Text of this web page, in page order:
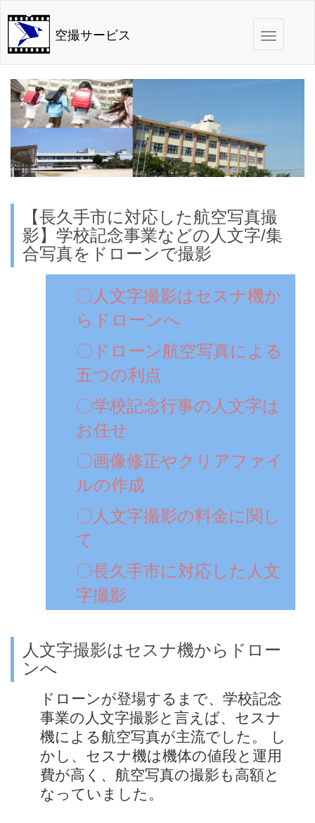
navigation
空撮サービス
【長久手市に対応した航空写真撮
影】学校記念事業などの人文字/集
合写真をドローンで撮影
〇人文字撮影はセスナ機か
らドローンへ
〇ドローン航空写真による
五つの利点
〇学校記念行事の人文字は
お任せ
〇画像修正やクリアファイ
ルの作成
〇人文字撮影の料金に関し
て
〇長久手市に対応した人文
字撮影
人文字撮影はセスナ機からドロー
ンへ
ドローンが登場するまで、学校記念
事業の人文字撮影と言えば、セスナ
機による航空写真が主流でした。 し
かし、セスナ機は機体の値段と運用
費が高く、航空写真の撮影も高額と
なっていました。